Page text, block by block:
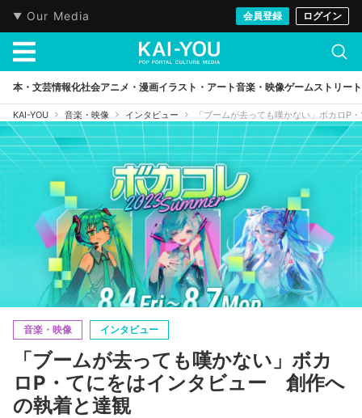
Our Media 会員登録 ログイン
本・文芸情報化社会アニメ・漫画イラスト・アート音楽・映像ゲームストリート
KAI-YOU 音楽・映像 インタビュー 「ブームが去っても嘆かない」ボカロ
音楽・映像 インタビュー
「ブームが去っても嘆かない」ボカ
ロP・てにをはインタビュー 創作へ
の執着と達観